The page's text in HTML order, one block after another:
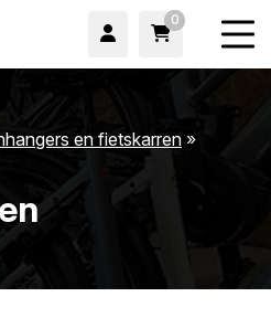
0
en fietskarren »